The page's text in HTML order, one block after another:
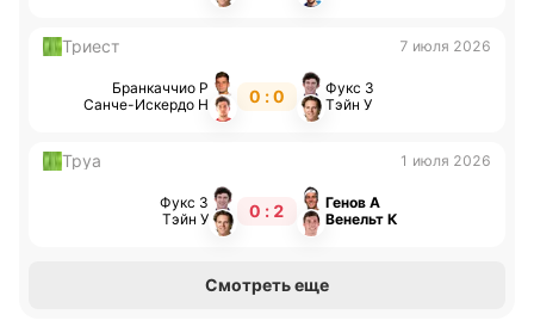
Триест 7 июля 2026
Бранкаччио Р
Санче-Искердо Н
0 : 0
Фукс З
Тэйн У
Труа 1 июля 2026
Фукс З
Тэйн У
0 : 2
Генов А
Венельт К
Смотреть еще